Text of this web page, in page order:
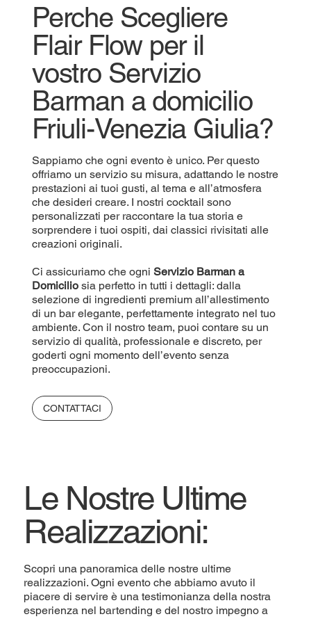
Perche Scegliere
Flair Flow per il
vostro Servizio
Barman a domicilio
Friuli-Venezia Giulia?
Sappiamo che ogni evento è unico. Per questo
offriamo un servizio su misura, adattando le nostre
prestazioni ai tuoi gusti, al tema e all’atmosfera
che desideri creare. I nostri cocktail sono
personalizzati per raccontare la tua storia e
sorprendere i tuoi ospiti, dai classici rivisitati alle
creazioni originali.
Ci assicuriamo che ogni Servizio Barman a
Domiciliosia perfetto in tutti i dettagli: dalla
selezione di ingredienti premium all’allestimento
di un bar elegante, perfettamente integrato nel tuo
ambiente. Con il nostro team, puoi contare su un
servizio di qualità, professionale e discreto, per
goderti ogni momento dell’evento senza
preoccupazioni.
CONTATTACI
Le Nostre Ultime
Realizzazioni:
Scopri una panoramica delle nostre ultime
realizzazioni. Ogni evento che abbiamo avuto il
piacere di servire è una testimonianza della nostra
esperienza nel bartending e del nostro impegno a